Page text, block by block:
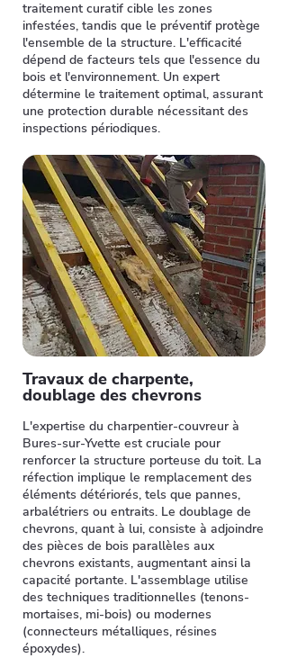
traitement curatif cible les zones
infestées, tandis que le préventif protège
l'ensemble de la structure. L'efficacité
dépend de facteurs tels que l'essence du
bois et l'environnement. Un expert
détermine le traitement optimal, assurant
une protection durable nécessitant des
inspections périodiques.
Travaux de charpente,
doublage des chevrons
L'expertise du charpentier-couvreur à
Bures-sur-Yvette est cruciale pour
renforcer la structure porteuse du toit. La
réfection implique le remplacement des
éléments détériorés, tels que pannes,
arbalétriers ou entraits. Le doublage de
chevrons, quant à lui, consiste à adjoindre
des pièces de bois parallèles aux
chevrons existants, augmentant ainsi la
capacité portante. L'assemblage utilise
des techniques traditionnelles (tenons-
mortaises, mi-bois) ou modernes
(connecteurs métalliques, résines
époxydes).